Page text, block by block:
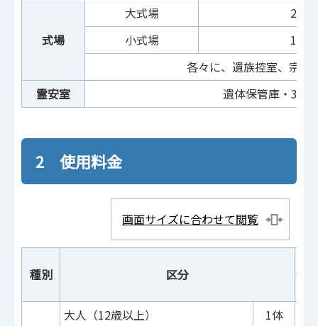
式場
大式場
2室
小式場
1室
各々に、遺族控室、宗教
霊安室
遺体保管庫・3庫
2 使用料金
画面サイズに合わせて閲覧
種別 区分
大人（12歳以上）
1体